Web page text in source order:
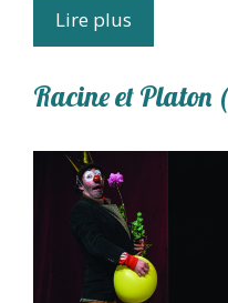
Lire plus
Racine et Platon